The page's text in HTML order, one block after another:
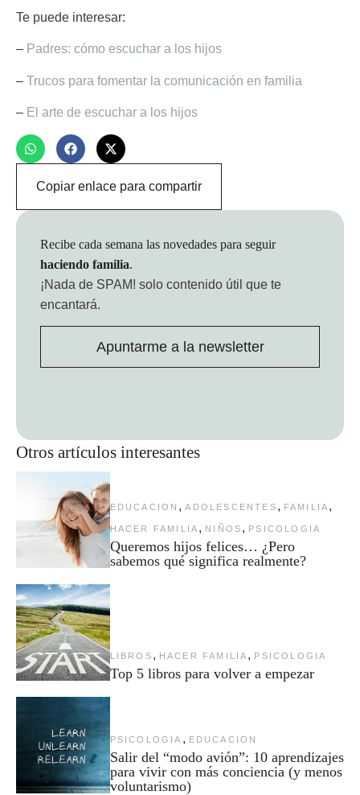
Te puede interesar:
– Padres: cómo escuchar a los hijos
– Trucos para fomentar la comunicación en familia
– El arte de escuchar a los hijos
Copiar enlace para compartir
Otros artículos interesantes
EDUCACION , ADOLESCENTES , FAMILIA ,
HACER FAMILIA , NIÑOS , PSICOLOGIA
Queremos hijos felices… ¿Pero
sabemos qué significa realmente?
LIBROS , HACER FAMILIA , PSICOLOGIA
Top 5 libros para volver a empezar
PSICOLOGIA , EDUCACION
Salir del “modo avión”: 10 aprendizajes
para vivir con más conciencia (y menos
voluntarismo)
Recibe cada semana las novedades para seguir
haciendo familia.
¡Nada de SPAM! solo contenido útil que te
encantará.
Apuntarme a la newsletter